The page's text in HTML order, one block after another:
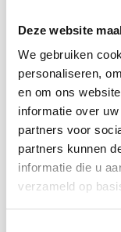
Deze website
We gebruiken
personaliseren,
en om ons
informatie over
partners voor
partners kunnen
informatie die u
verzameld op
ROERMOND
Maashaven 26
€ 1.168, - p/m